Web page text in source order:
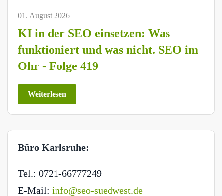
01. August 2026
KI in der SEO einsetzen: Was
funktioniert und was nicht. SEO im
Ohr - Folge 419
Weiterlesen
Büro Karlsruhe:
Tel.: 0721-66777249
E-Mail: info@seo-suedwest.de